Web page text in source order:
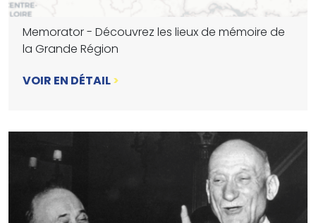
Memorator - Découvrez les lieux de mémoire de
la Grande Région
VOIR EN DÉTAIL>